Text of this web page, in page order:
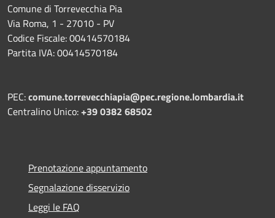
Comune di Torrevecchia Pia
Via Roma, 1 - 27010 - PV
Codice Fiscale: 00414570184
Partita IVA: 00414570184
PEC:comune.torrevecchiapia@pec.regione.lombardia.it
Centralino Unico:+39 0382 68502
Prenotazione appuntamento
Segnalazione disservizio
Leggi le FAQ